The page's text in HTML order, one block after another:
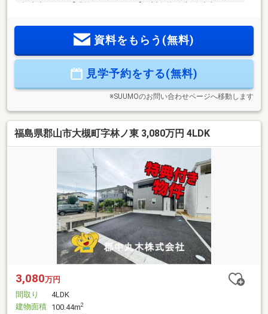
ト！【住宅性能表示制度による評価書取得】■劣化対策等級や
耐震等級取得、ZEH水準住宅で長くお住まいになれる住宅で
店：徒歩9分セブンイレブン郡山大槻殿町店：徒歩10分
資料をもらう(無料)
見学予約をする(無料)
※SUUMOのお問い合わせページへ移動します
福島県郡山市大槻町字林ノ東 3,080万円 4LDK
3,080万円
間取り
4LDK
建物面積 100.44m2